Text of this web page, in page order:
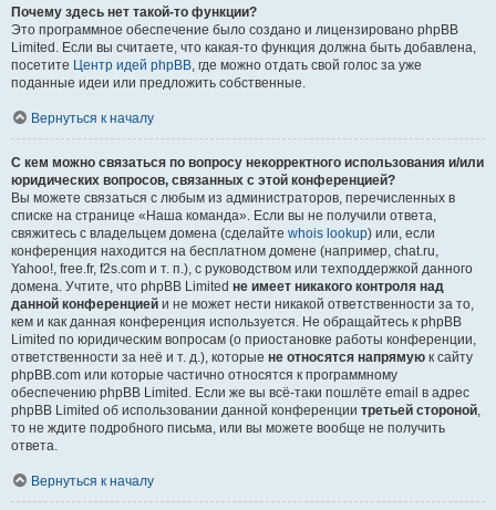
Почему здесь нет такой-то функции?
Это программное обеспечение было создано и лицензировано phpBB
Limited. Если вы считаете, что какая-то функция должна быть добавлена,
посетите Центр идей phpBB, где можно отдать свой голос за уже
поданные идеи или предложить собственные.
Вернуться к началу
С кем можно связаться по вопросу некорректного использования и/или
юридических вопросов, связанных с этой конференцией?
Вы можете связаться с любым из администраторов, перечисленных в
списке на странице «Наша команда». Если вы не получили ответа,
свяжитесь с владельцем домена (сделайте whois lookup) или, если
конференция находится на бесплатном домене (например, chat.ru,
Yahoo!, free.fr, f2s.com и т. п.), с руководством или техподдержкой данного
домена. Учтите, что phpBB Limited не имеет никакого контроля над
данной конференцией и не может нести никакой ответственности за то,
кем и как данная конференция используется. Не обращайтесь к phpBB
Limited по юридическим вопросам (о приостановке работы конференции,
ответственности за неё и т. д.), которые не относятся напрямую к сайту
phpBB.com или которые частично относятся к программному
обеспечению phpBB Limited. Если же вы всё-таки пошлёте email в адрес
phpBB Limited об использовании данной конференции третьей стороной,
то не ждите подробного письма, или вы можете вообще не получить
ответа.
Вернуться к началу